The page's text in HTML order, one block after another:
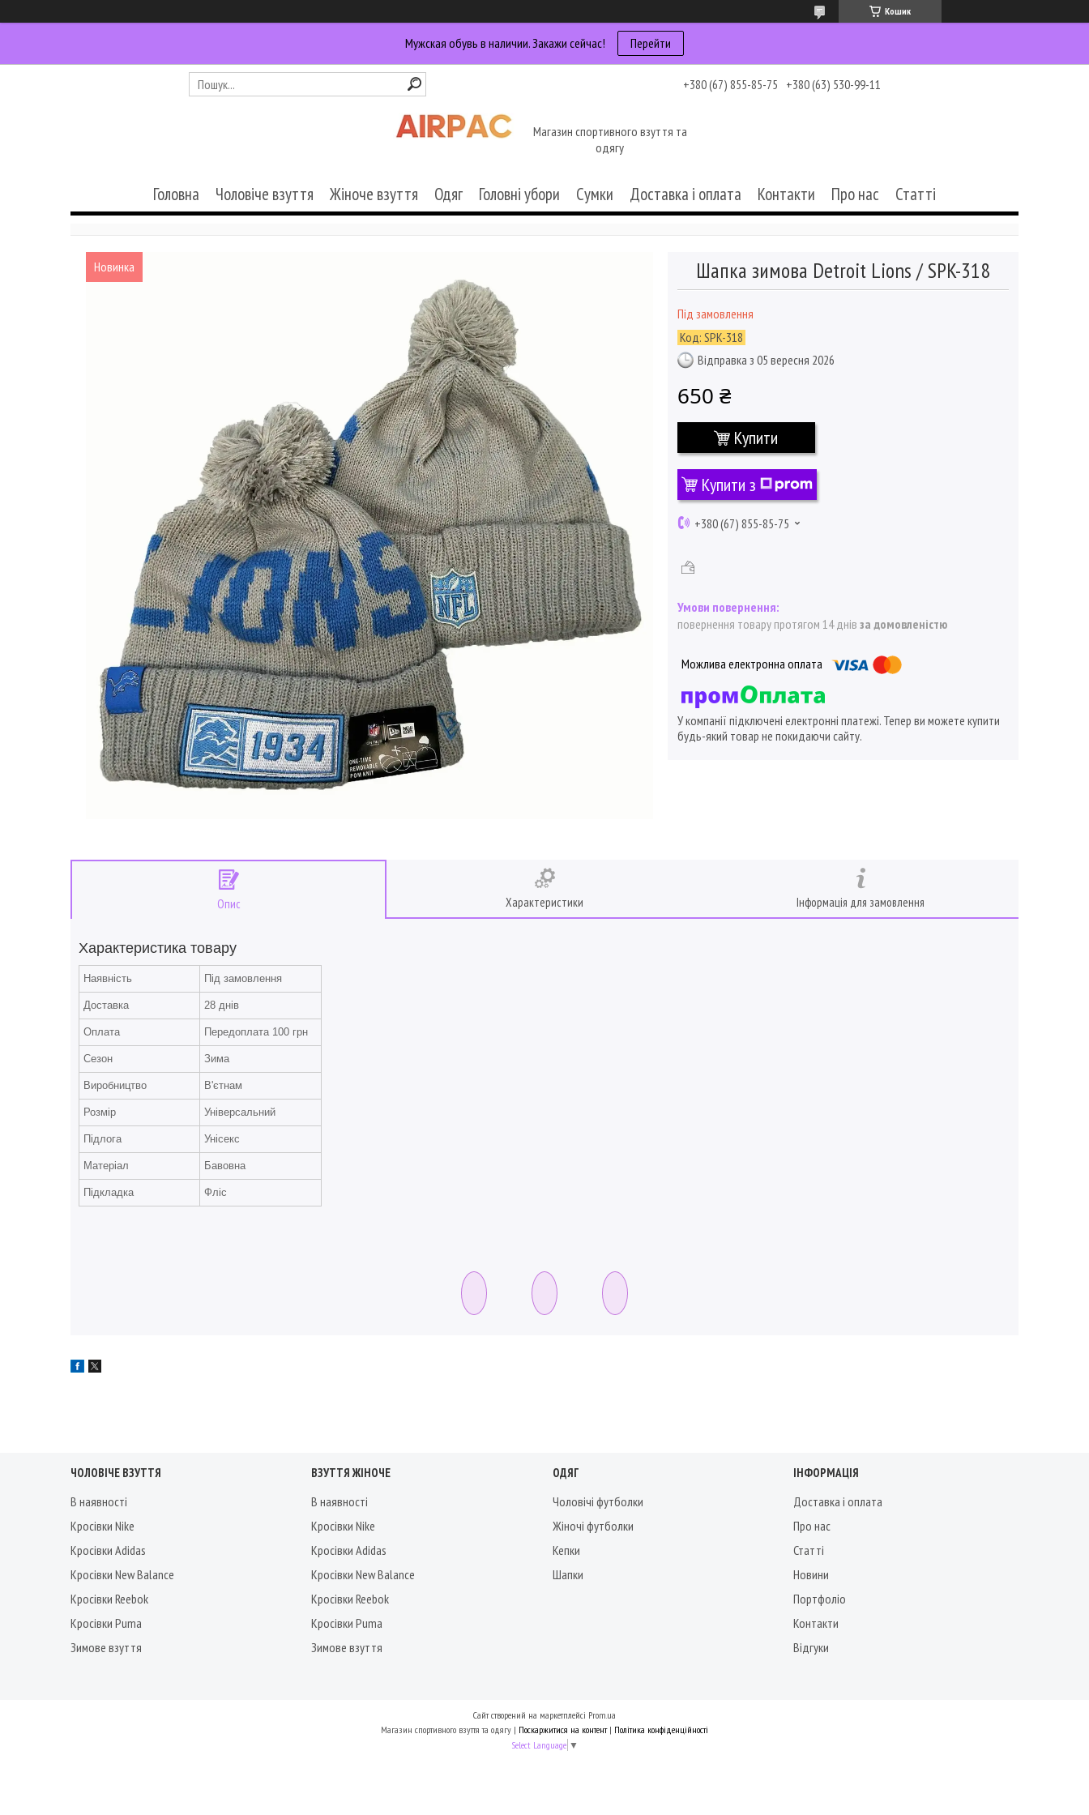
Кошик
Мужская обувь в наличии. Закажи сейчас! Перейти
+380 (67) 855-85-75 +380 (63) 530-99-11
Магазин спортивного взуття та
одягу
Головна Чоловіче взуття Жіноче взуття Одяг Головні убори Сумки Доставка і оплата Контакти Про нас Статті
Новинка Шапка зимова Detroit Lions / SPK-318
Під замовлення
Код: SPK-318
Відправка з 05 вересня 2026
650 ₴
Купити
Купити з
+380 (67) 855-85-75
повернення товару протягом 14 днів за домовленістю
У компанії підключені електронні платежі. Тепер ви можете купити
будь-який товар не покидаючи сайту.
Опис Характеристики Інформація для замовлення
Характеристика товару
Наявність Під замовлення
Доставка 28 днів
Оплата Передоплата 100 грн
Сезон Зима
Виробництво В'єтнам
Розмір Універсальний
Підлога Унісекс
Матеріал Бавовна
Підкладка Фліс
ЧОЛОВІЧЕ ВЗУТТЯ
В наявності
Кросівки Nike
Кросівки Adidas
Кросівки New Balance
Кросівки Reebok
Кросівки Puma
Зимове взуття
ВЗУТТЯ ЖІНОЧЕ
В наявності
Кросівки Nike
Кросівки Adidas
Кросівки New Balance
Кросівки Reebok
Кросівки Puma
Зимове взуття
ОДЯГ
Чоловічі футболки
Жіночі футболки
Кепки
Шапки
ІНФОРМАЦІЯ
Доставка і оплата
Про нас
Статті
Новини
Портфоліо
Контакти
Відгуки
Сайт створений на маркетплейсі Prom.ua
Магазин спортивного взуття та одягу | Поскаржитися на контент | Політика конфіденційності
Select Language ▼